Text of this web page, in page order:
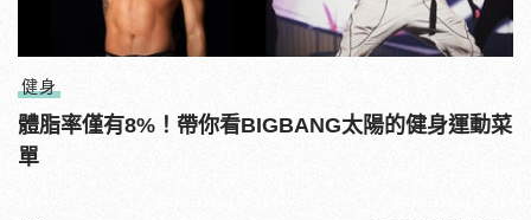
健身
體脂率僅有8%！帶你看BIGBANG太陽的健身運動菜
單